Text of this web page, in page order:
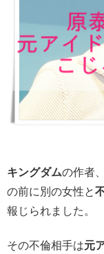
キングダムの作者、
の前に別の女性と
報じられました。
その不倫相手は元